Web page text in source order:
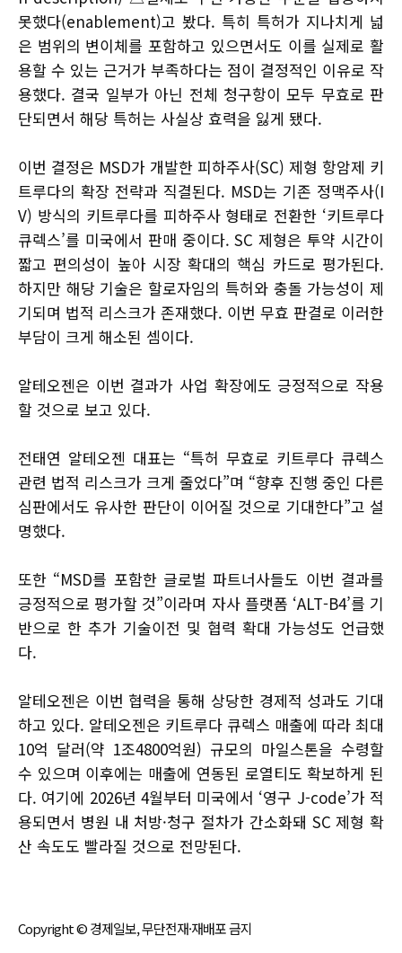
못했다(enablement)고 봤다. 특히 특허가 지나치게 넓
은 범위의 변이체를 포함하고 있으면서도 이를 실제로 활
용할 수 있는 근거가 부족하다는 점이 결정적인 이유로 작
용했다. 결국 일부가 아닌 전체 청구항이 모두 무효로 판
단되면서 해당 특허는 사실상 효력을 잃게 됐다.
이번 결정은 MSD가 개발한 피하주사(SC) 제형 항암제 키
트루다의 확장 전략과 직결된다. MSD는 기존 정맥주사(I
V) 방식의 키트루다를 피하주사 형태로 전환한 ‘키트루다
큐렉스’를 미국에서 판매 중이다. SC 제형은 투약 시간이
짧고 편의성이 높아 시장 확대의 핵심 카드로 평가된다.
하지만 해당 기술은 할로자임의 특허와 충돌 가능성이 제
기되며 법적 리스크가 존재했다. 이번 무효 판결로 이러한
부담이 크게 해소된 셈이다.
알테오젠은 이번 결과가 사업 확장에도 긍정적으로 작용
할 것으로 보고 있다.
전태연 알테오젠 대표는 “특허 무효로 키트루다 큐렉스
관련 법적 리스크가 크게 줄었다”며 “향후 진행 중인 다른
심판에서도 유사한 판단이 이어질 것으로 기대한다”고 설
명했다.
또한 “MSD를 포함한 글로벌 파트너사들도 이번 결과를
긍정적으로 평가할 것”이라며 자사 플랫폼 ‘ALT-B4’를 기
반으로 한 추가 기술이전 및 협력 확대 가능성도 언급했
다.
알테오젠은 이번 협력을 통해 상당한 경제적 성과도 기대
하고 있다. 알테오젠은 키트루다 큐렉스 매출에 따라 최대
10억 달러(약 1조4800억원) 규모의 마일스톤을 수령할
수 있으며 이후에는 매출에 연동된 로열티도 확보하게 된
다. 여기에 2026년 4월부터 미국에서 ‘영구 J-code’가 적
용되면서 병원 내 처방·청구 절차가 간소화돼 SC 제형 확
산 속도도 빨라질 것으로 전망된다.
Copyright © 경제일보, 무단전재·재배포 금지